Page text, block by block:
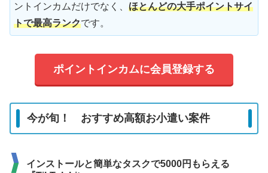
ントインカムだけでなく、 ほとんどの大手ポイントサイ
トで最高ランクです。
ポイントインカムに会員登録する
今が旬！ おすすめ高額お小遣い案件
インストールと簡単なタスクで5000円もらえる